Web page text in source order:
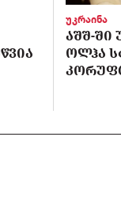
უკრაინა
ᲐᲨᲨ-ᲨᲘ
ᲝᲚᲰᲐ